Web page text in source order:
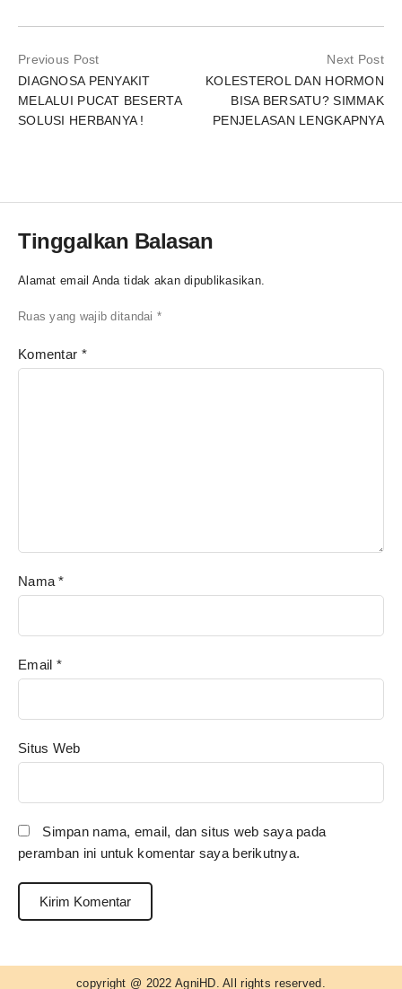
Previous Post
DIAGNOSA PENYAKIT
MELALUI PUCAT BESERTA
SOLUSI HERBANYA !
Next Post
KOLESTEROL DAN HORMON
BISA BERSATU? SIMMAK
PENJELASAN LENGKAPNYA
Tinggalkan Balasan
Alamat email Anda tidak akan dipublikasikan.
Ruas yang wajib ditandai *
Komentar *
Nama*
Email *
Situs Web
Simpan nama, email, dan situs web saya pada
peramban ini untuk komentar saya berikutnya.
copyright @ 2022 AgniHD. All rights reserved.